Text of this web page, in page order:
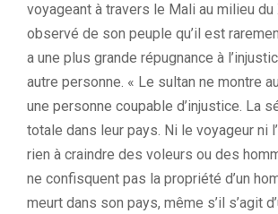
voyageant à travers le Mali au milieu
observé de son peuple qu’il est
a une plus grande répugnance à
autre personne. « Le sultan ne montre
une personne coupable d’injustice. La
totale dans leur pays. Ni le voyageur ni
rien à craindre des voleurs ou des
ne confisquent pas la propriété d’un
meurt dans son pays, même s’il s’agit